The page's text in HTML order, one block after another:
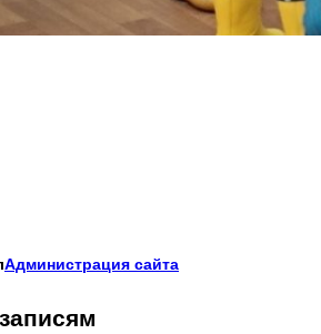
Администрация сайта